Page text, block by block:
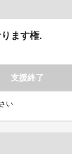
ます権.
支援終了
い